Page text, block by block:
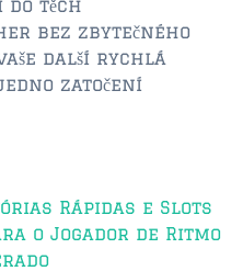
do těch
bez zbytečného
další rychlá
zatočení
Rápidas e Slots
o Jogador de Ritmo